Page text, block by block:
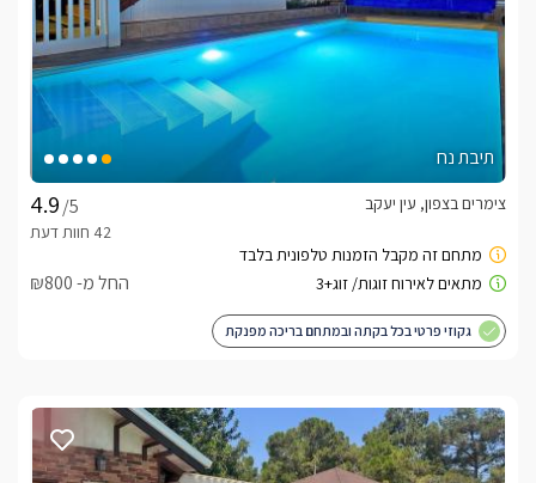
תיבת נח
/5
צימרים בצפון, עין יעקב
החל מ- ₪800
גקוזי פרטי בכל בקתה ובמתחם בריכה מפנקת